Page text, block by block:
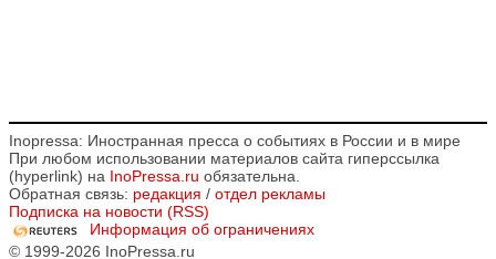
Inopressa: Иностранная пресса о событиях в России и в мире
При любом использовании материалов сайта гиперссылка
(hyperlink) на InoPressa.ru обязательна.
Обратная связь: редакция / отдел рекламы
Подписка на новости (RSS)
Информация об ограничениях
© 1999-2026 InoPressa.ru